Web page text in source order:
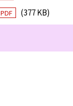
PDF (377 KB)